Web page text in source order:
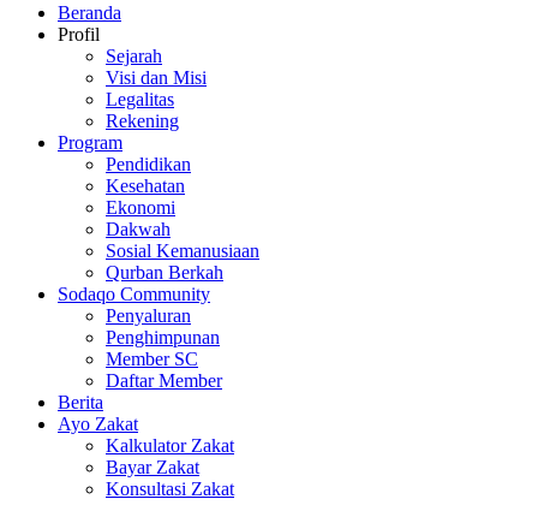
Beranda
Profil
Sejarah
Visi dan Misi
Legalitas
Rekening
Program
Pendidikan
Kesehatan
Ekonomi
Dakwah
Sosial Kemanusiaan
Qurban Berkah
Sodaqo Community
Penyaluran
Penghimpunan
Member SC
Daftar Member
Berita
Ayo Zakat
Kalkulator Zakat
Bayar Zakat
Konsultasi Zakat